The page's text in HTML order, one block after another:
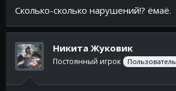
Сколько-сколько нарушений!? ёмаё.
Никита Жуковик
Постоянный игрок Пользователь